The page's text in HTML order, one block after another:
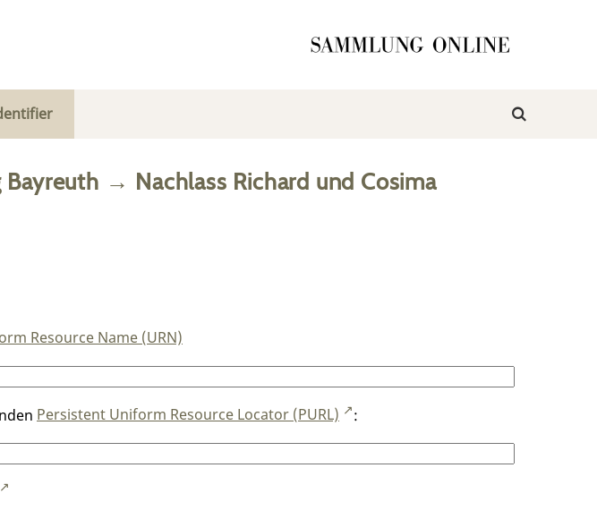
→ Nachlass Richard und Cosima
Resource Name (URN)
Persistent Uniform Resource Locator (PURL) :